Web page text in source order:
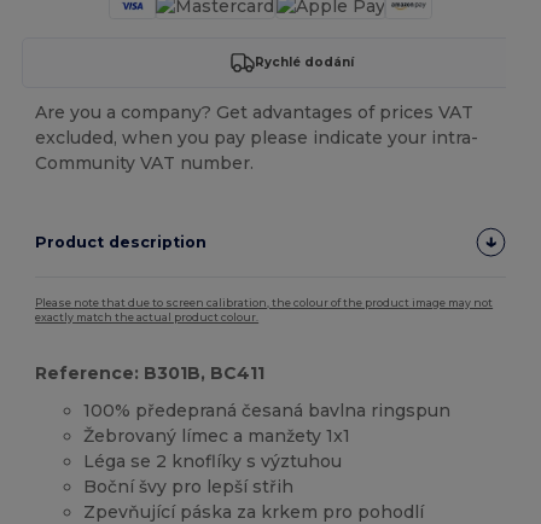
Rychlé dodání
Are you a company? Get advantages of prices VAT
excluded, when you pay please indicate your intra-
Community VAT number.
Product description
Please note that due to screen calibration, the colour of the product image may not
exactly match the actual product colour.
Reference: B301B, BC411
100% předepraná česaná bavlna ringspun
Žebrovaný límec a manžety 1x1
Léga se 2 knoflíky s výztuhou
Boční švy pro lepší střih
Zpevňující páska za krkem pro pohodlí